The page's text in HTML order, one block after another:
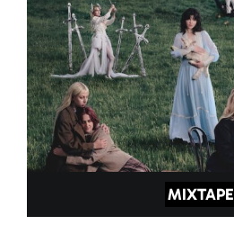
MIXTAPE